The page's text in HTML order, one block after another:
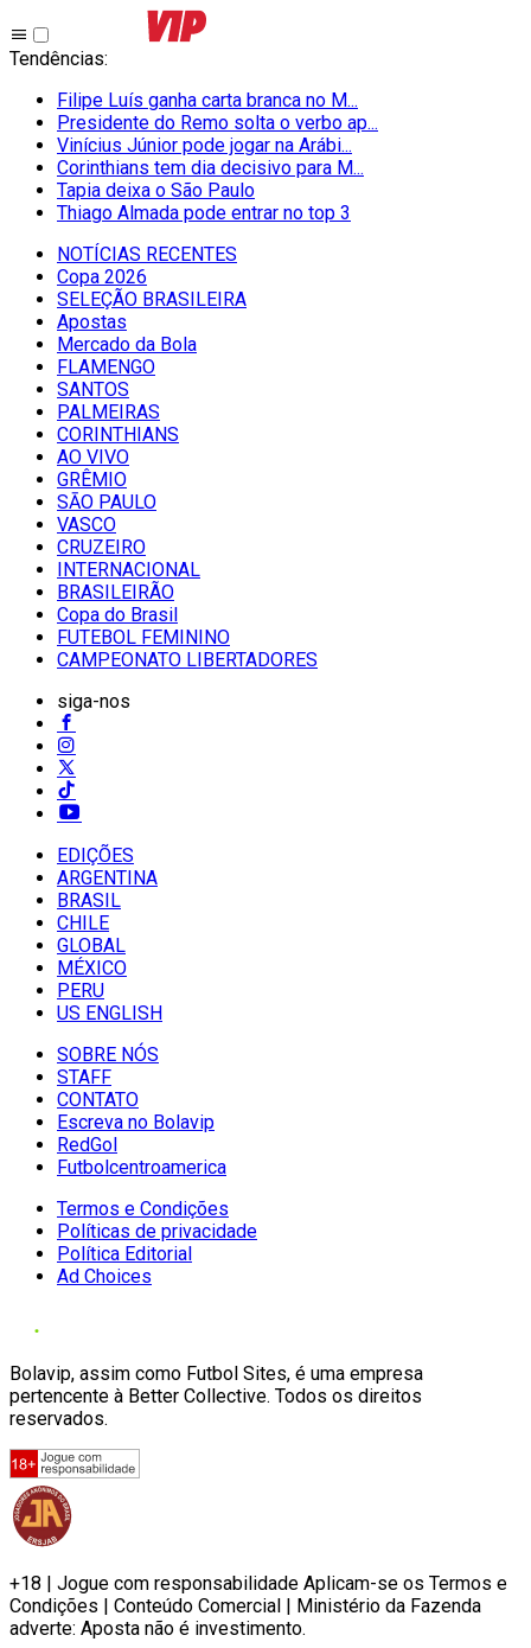
Tendências:
Filipe Luís ganha carta branca no M...
Presidente do Remo solta o verbo ap...
Vinícius Júnior pode jogar na Arábi...
Corinthians tem dia decisivo para M...
Tapia deixa o São Paulo
Thiago Almada pode entrar no top 3
NOTÍCIAS RECENTES
Copa 2026
SELEÇÃO BRASILEIRA
Apostas
Mercado da Bola
FLAMENGO
SANTOS
PALMEIRAS
CORINTHIANS
AO VIVO
GRÊMIO
SĀO PAULO
VASCO
CRUZEIRO
INTERNACIONAL
BRASILEIRÃO
Copa do Brasil
FUTEBOL FEMININO
CAMPEONATO LIBERTADORES
siga-nos
EDIÇÕES
ARGENTINA
BRASIL
CHILE
GLOBAL
MÉXICO
PERU
US ENGLISH
SOBRE NÓS
STAFF
CONTATO
Escreva no Bolavip
RedGol
Futbolcentroamerica
Termos e Condições
Políticas de privacidade
Política Editorial
Ad Choices
Bolavip, assim como Futbol Sites, é uma empresa
pertencente à Better Collective. Todos os direitos
reservados.
+18 | Jogue com responsabilidade Aplicam-se os Termos e
Condições | Conteúdo Comercial | Ministério da Fazenda
adverte: Aposta não é investimento.